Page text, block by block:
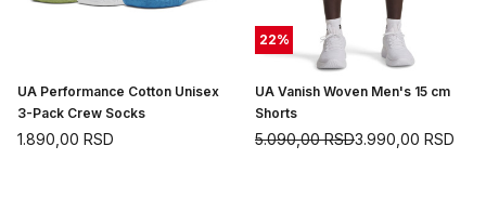
UA Performance Cotton Unisex
3-Pack Crew Socks
1.890,00 RSD
22%
UA Vanish Woven Men's 15 cm
Shorts
3.990,00 RSD
5.090,00RSD